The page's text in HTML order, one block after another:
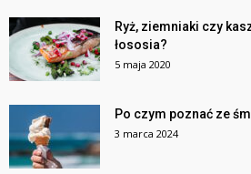
Ryż, ziemniaki czy
łososia?
5 maja 2020
Po czym poznać ze
3 marca 2024